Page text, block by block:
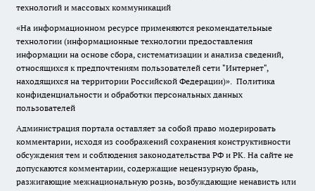
технологий и массовых коммуникаций
«На информационном ресурсе применяются рекомендательные
технологии (информационные технологии предоставления
информации на основе сбора, систематизации и анализа сведений,
относящихся к предпочтениям пользователей сети "Интернет",
находящихся на территории Российской Федерации)». Политика
конфиденциальности и обработки персональных данных
пользователей
Администрация портала оставляет за собой право модерировать
комментарии, исходя из соображений сохранения конструктивности
обсуждения тем и соблюдения законодательства РФ и РК. На сайте не
допускаются комментарии, содержащие нецензурную брань,
разжигающие межнациональную рознь, возбуждающие ненависть или